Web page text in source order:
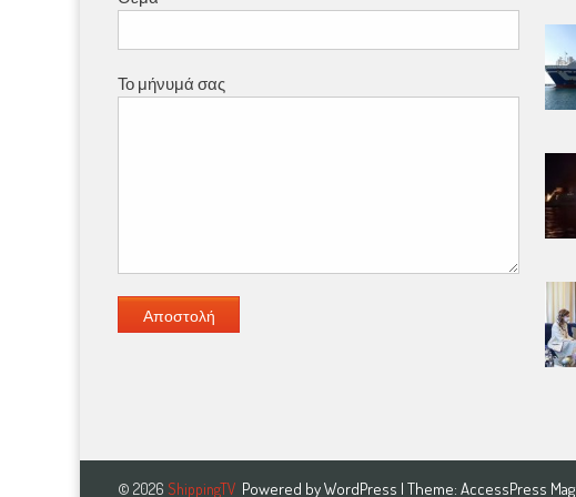
Το μήνυμά σας
© 2026 ShippingTV Powered byWordPress | Theme: AccessPress Mag